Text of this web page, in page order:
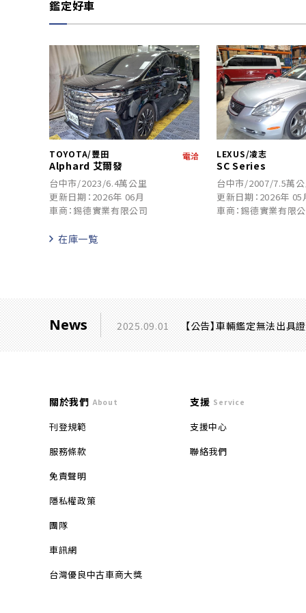
鑑定好車
TOYOTA/豐田
Alphard 艾爾發
電洽
台中市/2023/6.4萬公里
更新日期：2026年 06月
車商：錫德實業有限公司
LEXUS/凌志
SC Series
台中市/2007/7.5萬
更新日期：2026年 05
車商：錫德實業有限
在庫一覧
News 2025.09.01 【公告】車輛鑑定無法出具
關於我們 About
刊登規範
服務條款
免責聲明
隱私權政策
團隊
車訊網
台灣優良中古車商大獎
支援 Service
支援中心
聯絡我們